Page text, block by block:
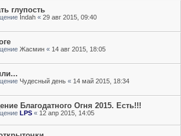
глупость
Indah « 29 авг 2015, 09:40
Жасмин « 14 авг 2015, 18:05
Чудесный день « 14 май 2015, 18:34
Благодатного Огня 2015. Есть!!!
LPS « 12 апр 2015, 14:05